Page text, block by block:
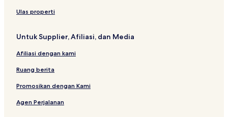
Hotel dekat Museum Aceh
Hotel di Aceh Besar
Hotel dekat Lange
Hotel dekat Tugu Tsunami
Hotel Bintang 3 di Banda Aceh
Hotel dekat Museum Tsunami Aceh
Ulas properti
Untuk Supplier, Afiliasi, dan Media
Afiliasi dengan kami
Ruang berita
Promosikan dengan Kami
Agen Perjalanan